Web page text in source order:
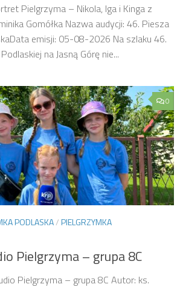
Pielgrzyma – Nikola, Iga i Kinga z
Gomółka Nazwa audycji: 46. Piesza
emisji: 05-08-2026 Na szlaku 46.
na Jasną Górę nie...
0
PODLASKA/PIELGRZYMKA
Pielgrzyma – grupa 8C
Pielgrzyma – grupa 8C Autor: ks.